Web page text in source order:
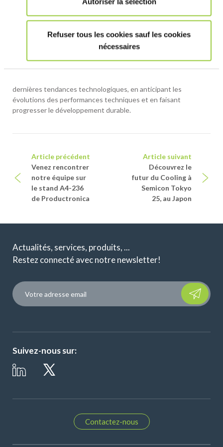
Refuser tous les cookies sauf les cookies
nécessaires
68.35
Scope 2 t CO2e 41.57 7.76
Réduction de l’intensité carbone par unité de chiffre d’affaires 57%
Nos efforts de décarbonation s’étendent au-delà de nos sites
dernières tendances technologiques, en anticipant les
évolutions des performances techniques et en faisant
progresser le développement durable.
Navigation
Article précédent
Venez rencontrer
notre équipe sur
le stand A4-236
de Productronica
Article suivant
Découvrez le
futur du Cooling à
Semicon Tokyo
25, au Japon
Actualités, services, produits, ...
Restez connecté avec notre newsletter!
Please
Suivez-nous sur:
Contactez-nous